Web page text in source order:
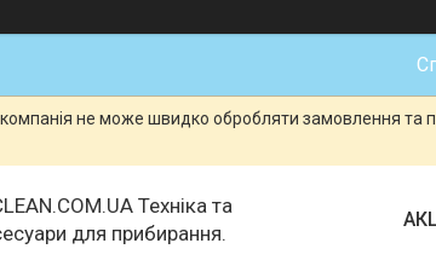
не може швидко обробляти замовлення та
Техніка та
для прибирання.